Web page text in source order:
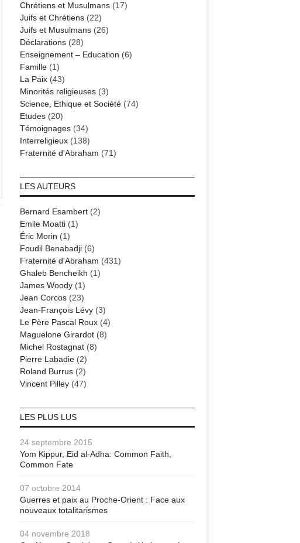
Chrétiens et Musulmans(17)
Juifs et Chrétiens(22)
Juifs et Musulmans(26)
Déclarations(28)
Enseignement – Education (6)
Famille(1)
La Paix(43)
Minorités religieuses(3)
Science, Ethique et Société(74)
Etudes(20)
Témoignages(34)
Interreligieux(138)
Fraternité d'Abraham (71)
LES AUTEURS
Bernard Esambert(2)
Emile Moatti(1)
Éric Morin (1)
Foudil Benabadji(6)
Fraternité d'Abraham (431)
Ghaleb Bencheikh (1)
James Woody(1)
Jean Corcos(23)
Jean-François Lévy(3)
Le Père Pascal Roux(4)
Maguelone Girardot(8)
Michel Rostagnat(8)
Pierre Labadie(2)
Roland Burrus(2)
Vincent Pilley(47)
LES PLUS LUS
24 septembre 2015
Yom Kippur, Eid al-Adha: Common Faith,
Common Fate
07 octobre 2014
Guerres et paix au Proche-Orient : Face aux
nouveaux totalitarismes
04 novembre 2018